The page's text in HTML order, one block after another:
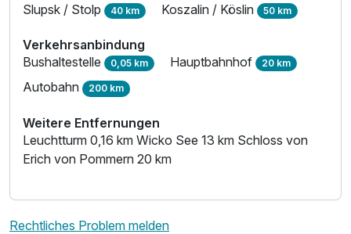
Slupsk / Stolp 40 km Koszalin / Köslin 50 km
Verkehrsanbindung
Bushaltestelle 0,05 km Hauptbahnhof 20 km
Autobahn 200 km
Weitere Entfernungen
Leuchtturm 0,16 km Wicko See 13 km Schloss von
Erich von Pommern 20 km
Rechtliches Problem melden